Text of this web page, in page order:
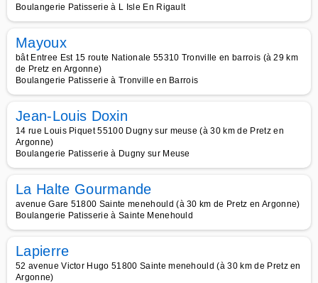
Boulangerie Patisserie à L Isle En Rigault
Mayoux
bât Entree Est 15 route Nationale 55310 Tronville en barrois (à 29 km
de Pretz en Argonne)
Boulangerie Patisserie à Tronville en Barrois
Jean-Louis Doxin
14 rue Louis Piquet 55100 Dugny sur meuse (à 30 km de Pretz en
Argonne)
Boulangerie Patisserie à Dugny sur Meuse
La Halte Gourmande
avenue Gare 51800 Sainte menehould (à 30 km de Pretz en Argonne)
Boulangerie Patisserie à Sainte Menehould
Lapierre
52 avenue Victor Hugo 51800 Sainte menehould (à 30 km de Pretz en
Argonne)